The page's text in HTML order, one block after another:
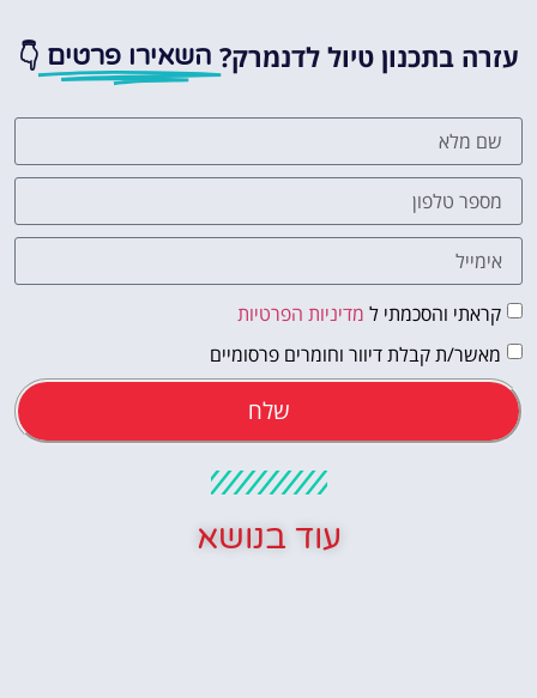
עזרה בתכנון טיול לדנמרק? השאירו פרטים 👇
קראתי והסכמתי ל מדיניות הפרטיות
מאשר/ת קבלת דיוור וחומרים פרסומיים
שלח
עוד בנושא